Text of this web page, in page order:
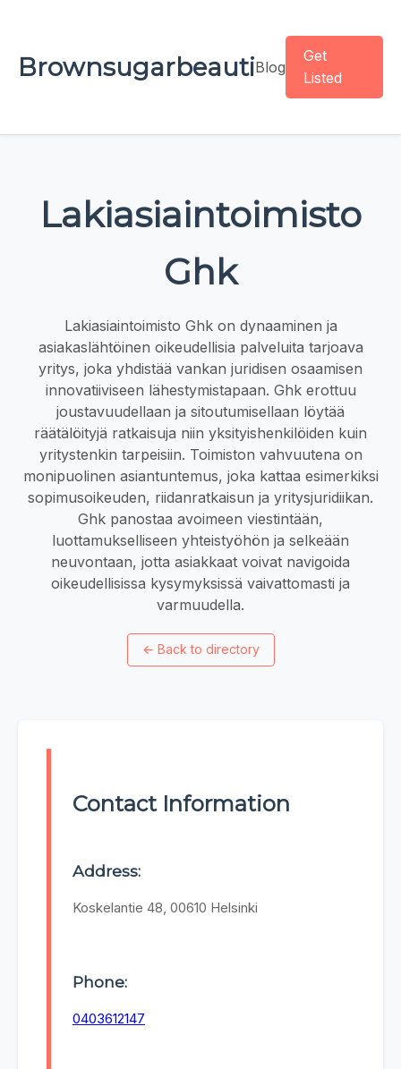
BrownsugarbeautiBlog
Get
Listed
Lakiasiaintoimisto
Ghk
Lakiasiaintoimisto Ghk on dynaaminen ja
asiakaslähtöinen oikeudellisia palveluita tarjoava
yritys, joka yhdistää vankan juridisen osaamisen
innovatiiviseen lähestymistapaan. Ghk erottuu
joustavuudellaan ja sitoutumisellaan löytää
räätälöityjä ratkaisuja niin yksityishenkilöiden kuin
yritystenkin tarpeisiin. Toimiston vahvuutena on
monipuolinen asiantuntemus, joka kattaa esimerkiksi
sopimusoikeuden, riidanratkaisun ja yritysjuridiikan.
Ghk panostaa avoimeen viestintään,
luottamukselliseen yhteistyöhön ja selkeään
neuvontaan, jotta asiakkaat voivat navigoida
oikeudellisissa kysymyksissä vaivattomasti ja
varmuudella.
← Back to directory
Contact Information
Address:
Koskelantie 48, 00610 Helsinki
Phone:
0403612147